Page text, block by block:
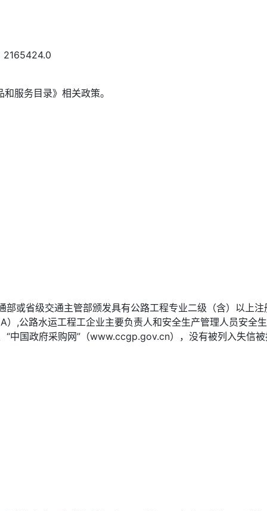
2165424.0
服务目录》相关政策。
或省级交通主管部颁发具有公路工程专业二级（含）以上注
,公路水运工程工企业主要负责人和安全生产管理人员安全生
中国政府采购网”（www.ccgp.gov.cn），没有被列入失信